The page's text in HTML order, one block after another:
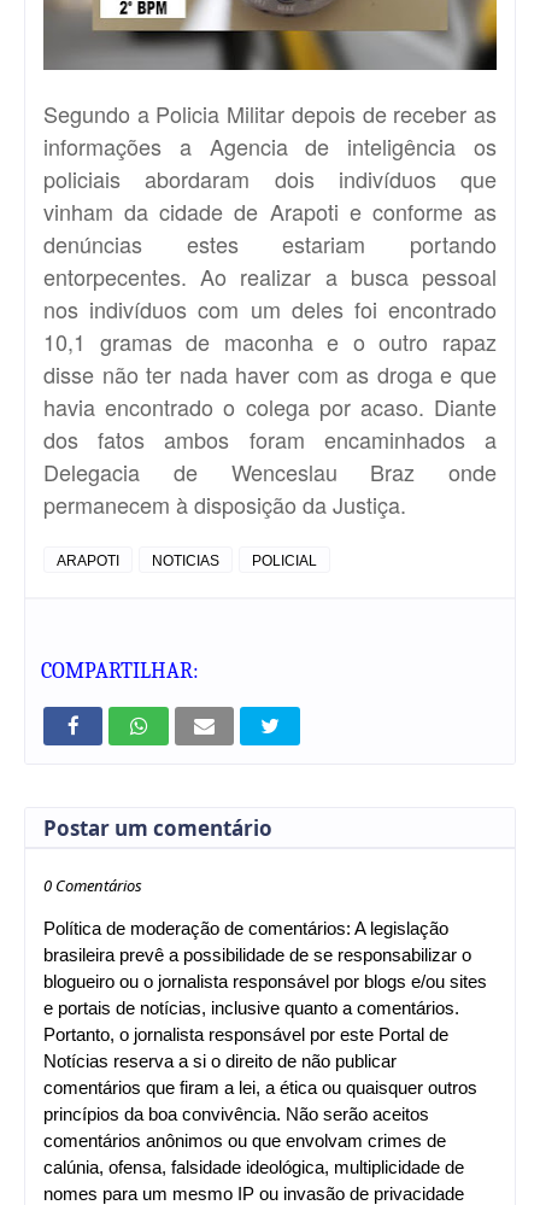
Segundo a Policia Militar depois de receber as
informações a Agencia de inteligência os
policiais abordaram dois indivíduos que
vinham da cidade de Arapoti e conforme as
denúncias estes estariam portando
entorpecentes. Ao realizar a busca pessoal
nos indivíduos com um deles foi encontrado
10,1 gramas de maconha e o outro rapaz
disse não ter nada haver com as droga e que
havia encontrado o colega por acaso. Diante
dos fatos ambos foram encaminhados a
Delegacia de Wenceslau Braz onde
permanecem à disposição da Justiça.
ARAPOTI NOTICIAS POLICIAL
COMPARTILHAR:
Postar um comentário
0 Comentários
Política de moderação de comentários: A legislação
brasileira prevê a possibilidade de se responsabilizar o
blogueiro ou o jornalista responsável por blogs e/ou sites
e portais de notícias, inclusive quanto a comentários.
Portanto, o jornalista responsável por este Portal de
Notícias reserva a si o direito de não publicar
comentários que firam a lei, a ética ou quaisquer outros
princípios da boa convivência. Não serão aceitos
comentários anônimos ou que envolvam crimes de
calúnia, ofensa, falsidade ideológica, multiplicidade de
nomes para um mesmo IP ou invasão de privacidade